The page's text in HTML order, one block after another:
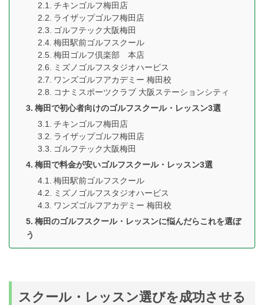
チキンゴルフ梅田店
ライザップゴルフ梅田店
ゴルフテック大阪梅田
梅田駅前ゴルフスクール
梅田ゴルフ倶楽部 本店
ミズノゴルフスタジオハービス
ワンズゴルフアカデミー 梅田校
コナミスポーツクラブ 大阪ステーションシティ
梅田で初心者向けのゴルフスクール・レッスン3選
チキンゴルフ梅田店
ライザップゴルフ梅田店
ゴルフテック大阪梅田
梅田で料金が安いゴルフスクール・レッスン3選
梅田駅前ゴルフスクール
ミズノゴルフスタジオハービス
ワンズゴルフアカデミー 梅田校
梅田のゴルフスクール・レッスンに悩んだらこれを選ぼ
う
スクール・レッスン選びを成功させる